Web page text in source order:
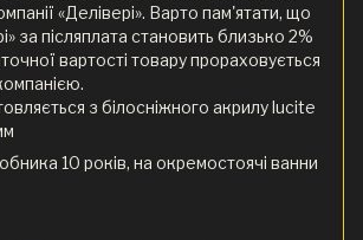
«Делівері». Варто пам'ятати, що
за післяплата становить близько 2%
вартості товару прораховується
з білосніжного акрилу lucite
10 років, на окремостоячі ванни